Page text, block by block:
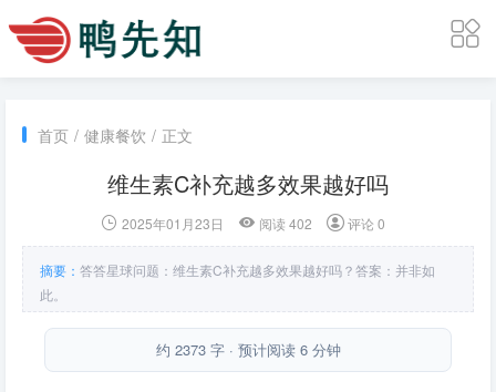
首页 / 健康餐饮 / 正文
维生素C补充越多效果越好吗
2025年01月23日 阅读 402 评论 0
摘要： 答答星球问题：维生素C补充越多效果越好吗？答案：并非如
此。
约 2373 字 · 预计阅读 6 分钟